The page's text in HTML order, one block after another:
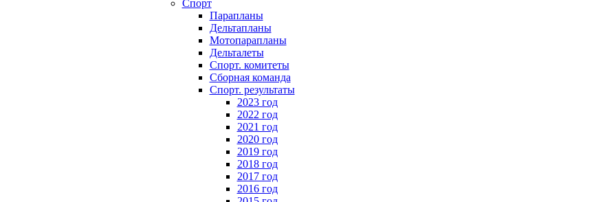
Спорт
Парапланы
Дельтапланы
Мотопарапланы
Дельталеты
Спорт. комитеты
Сборная команда
Спорт. результаты
2023 год
2022 год
2021 год
2020 год
2019 год
2018 год
2017 год
2016 год